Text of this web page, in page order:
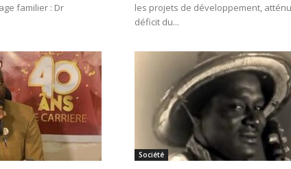
familier : Dr
les projets de développement,
déficit du...
Société